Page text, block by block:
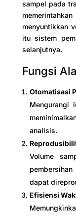
sampel pada
menyuntikkan
itu sistem
selanjutnya.
Fungsi
Otomatisasi
Mengurangi
analisis.
Volume
dapat
Efisiensi